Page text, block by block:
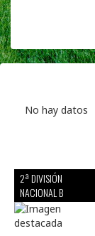
No hay datos
2ª DIVISIÓN
NACIONAL B